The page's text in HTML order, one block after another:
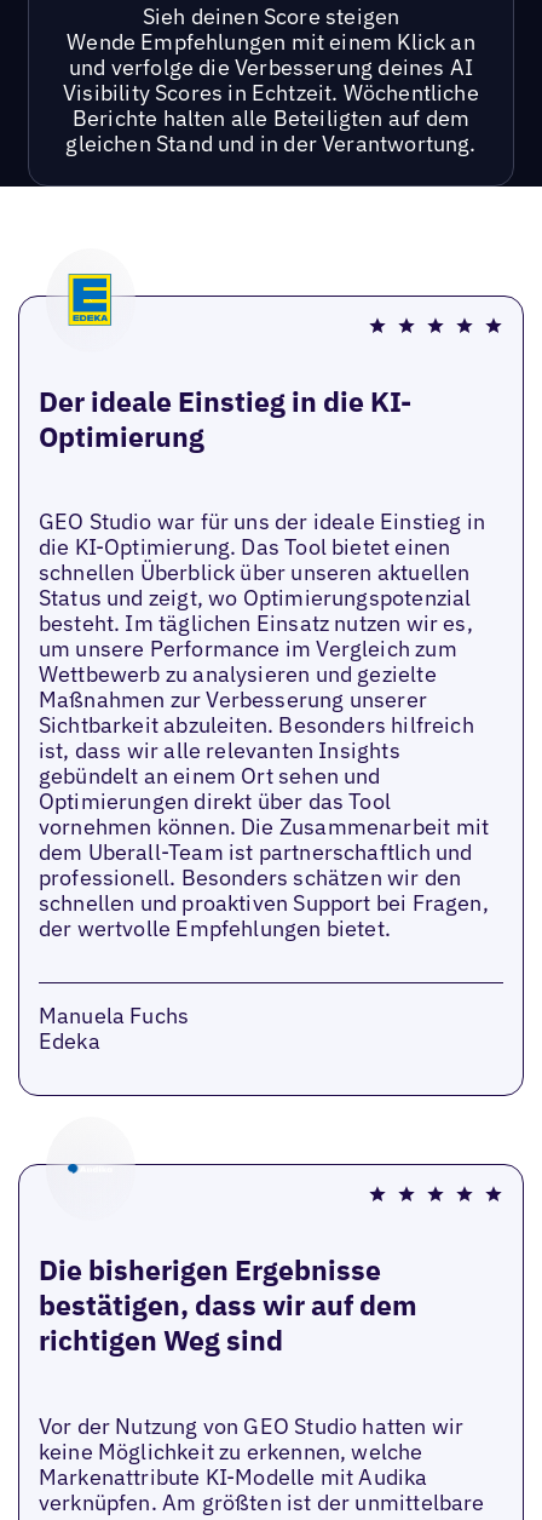
Sieh deinen Score steigen
Wende Empfehlungen mit einem Klick an
und verfolge die Verbesserung deines AI
Visibility Scores in Echtzeit. Wöchentliche
Berichte halten alle Beteiligten auf dem
gleichen Stand und in der Verantwortung.
Der ideale Einstieg in die KI-
Optimierung
GEO Studio war für uns der ideale Einstieg in
die KI-Optimierung. Das Tool bietet einen
schnellen Überblick über unseren aktuellen
Status und zeigt, wo Optimierungspotenzial
besteht. Im täglichen Einsatz nutzen wir es,
um unsere Performance im Vergleich zum
Wettbewerb zu analysieren und gezielte
Maßnahmen zur Verbesserung unserer
Sichtbarkeit abzuleiten. Besonders hilfreich
ist, dass wir alle relevanten Insights
gebündelt an einem Ort sehen und
Optimierungen direkt über das Tool
vornehmen können. Die Zusammenarbeit mit
dem Uberall-Team ist partnerschaftlich und
professionell. Besonders schätzen wir den
schnellen und proaktiven Support bei Fragen,
der wertvolle Empfehlungen bietet.
Manuela Fuchs
Edeka
Die bisherigen Ergebnisse
bestätigen, dass wir auf dem
richtigen Weg sind
Vor der Nutzung von GEO Studio hatten wir
keine Möglichkeit zu erkennen, welche
Markenattribute KI-Modelle mit Audika
verknüpfen. Am größten ist der unmittelbare